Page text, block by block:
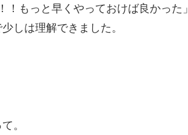
！もっと早くやっておけば良かった」
しは理解できました。
。